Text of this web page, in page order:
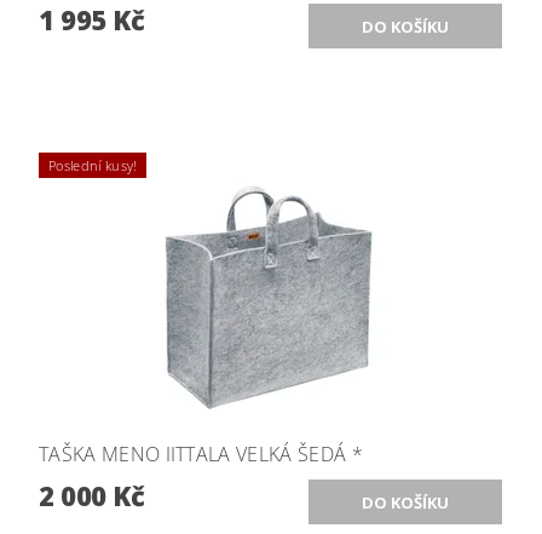
1 995 Kč
Poslední kusy!
TAŠKA MENO IITTALA VELKÁ ŠEDÁ *
2 000 Kč